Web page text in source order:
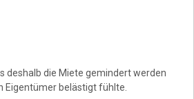
deshalb die Miete gemindert werden
Eigentümer belästigt fühlte.